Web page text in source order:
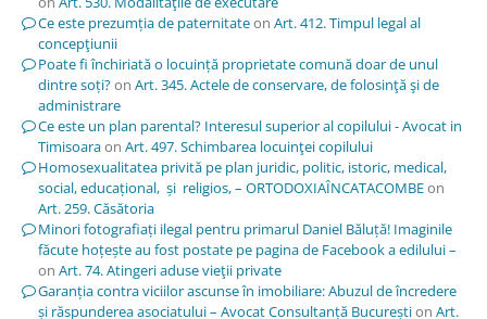
Ce este prezumția de paternitateon Art. 412. Timpul legal al
concepţiunii
Poate fi închiriată o locuință proprietate comună doar de unul
dintre soți?on Art. 345. Actele de conservare, de folosinţă şi de
administrare
Ce este un plan parental? Interesul superior al copilului - Avocat in
Timisoaraon Art. 497. Schimbarea locuinţei copilului
Homosexualitatea privită pe plan juridic, politic, istoric, medical,
social, educațional, și religios, – ORTODOXIAÎNCATACOMBEon
Art. 259. Căsătoria
Minori fotografiați ilegal pentru primarul Daniel Băluță! Imaginile
făcute hoțește au fost postate pe pagina de Facebook a edilului –
on Art. 74. Atingeri aduse vieţii private
Garanția contra viciilor ascunse în imobiliare: Abuzul de încredere
și răspunderea asociatului – Avocat Consultanță Bucureștion Art.